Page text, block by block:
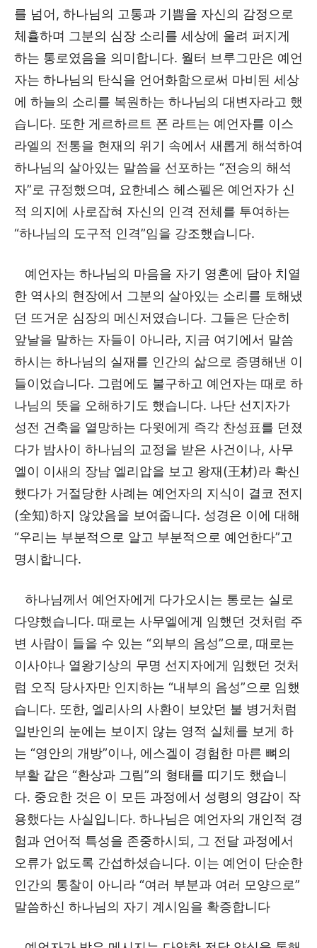
를 넘어, 하나님의 고통과 기쁨을 자신의 감정으로
체휼하며 그분의 심장 소리를 세상에 울려 퍼지게
하는 통로였음을 의미합니다. 월터 브루그만은 예언
자는 하나님의 탄식을 언어화함으로써 마비된 세상
에 하늘의 소리를 복원하는 하나님의 대변자라고 했
습니다. 또한 게르하르트 폰 라트는 예언자를 이스
라엘의 전통을 현재의 위기 속에서 새롭게 해석하여
하나님의 살아있는 말씀을 선포하는 “전승의 해석
자”로 규정했으며, 요한네스 헤스펠은 예언자가 신
적 의지에 사로잡혀 자신의 인격 전체를 투여하는
“하나님의 도구적 인격”임을 강조했습니다.
예언자는 하나님의 마음을 자기 영혼에 담아 치열
한 역사의 현장에서 그분의 살아있는 소리를 토해냈
던 뜨거운 심장의 메신저였습니다. 그들은 단순히
앞날을 말하는 자들이 아니라, 지금 여기에서 말씀
하시는 하나님의 실재를 인간의 삶으로 증명해낸 이
들이었습니다. 그럼에도 불구하고 예언자는 때로 하
나님의 뜻을 오해하기도 했습니다. 나단 선지자가
성전 건축을 열망하는 다윗에게 즉각 찬성표를 던졌
다가 밤사이 하나님의 교정을 받은 사건이나, 사무
엘이 이새의 장남 엘리압을 보고 왕재(王材)라 확신
했다가 거절당한 사례는 예언자의 지식이 결코 전지
(全知)하지 않았음을 보여줍니다. 성경은 이에 대해
“우리는 부분적으로 알고 부분적으로 예언한다”고
명시합니다.
하나님께서 예언자에게 다가오시는 통로는 실로
다양했습니다. 때로는 사무엘에게 임했던 것처럼 주
변 사람이 들을 수 있는 “외부의 음성”으로, 때로는
이사야나 열왕기상의 무명 선지자에게 임했던 것처
럼 오직 당사자만 인지하는 “내부의 음성”으로 임했
습니다. 또한, 엘리사의 사환이 보았던 불 병거처럼
일반인의 눈에는 보이지 않는 영적 실체를 보게 하
는 “영안의 개방”이나, 에스겔이 경험한 마른 뼈의
부활 같은 “환상과 그림”의 형태를 띠기도 했습니
다. 중요한 것은 이 모든 과정에서 성령의 영감이 작
용했다는 사실입니다. 하나님은 예언자의 개인적 경
험과 언어적 특성을 존중하시되, 그 전달 과정에서
오류가 없도록 간섭하셨습니다. 이는 예언이 단순한
인간의 통찰이 아니라 “여러 부분과 여러 모양으로”
말씀하신 하나님의 자기 계시임을 확증합니다